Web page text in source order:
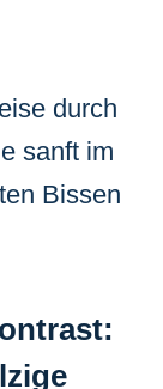
durch
sanft im
Bissen